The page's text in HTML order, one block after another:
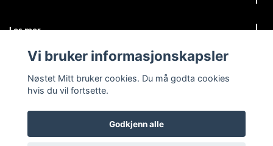
Les mer
Vi bruker informasjonskapsler
Nøstet Mitt bruker cookies. Du må godta cookies
hvis du vil fortsette.
Godkjenn alle